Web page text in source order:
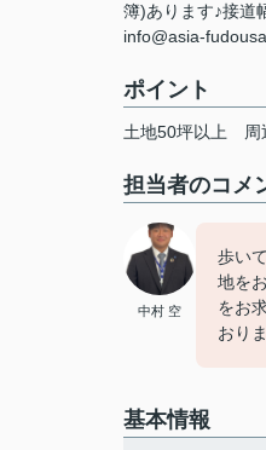
簿)あります♪接道
info@asia-
ポイント
土地50坪以上
担当者のコメ
中村 空
歩い
地を
をお
おり
基本情報